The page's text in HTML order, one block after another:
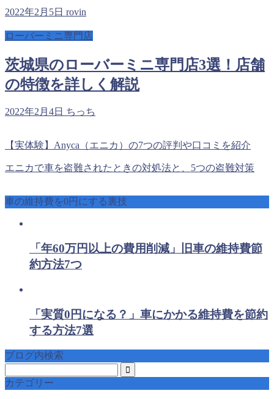
2022年2月5日 rovin
ローバーミニ専門店
茨城県のローバーミニ専門店3選！店舗
の特徴を詳しく解説
2022年2月4日 ちっち
【実体験】Anyca（エニカ）の7つの評判や口コミを紹介
エニカで車を盗難されたときの対処法と、5つの盗難対策
車の維持費を0円にする裏技
「年60万円以上の費用削減」旧車の維持費節
約方法7つ
「実質0円になる？」車にかかる維持費を節約
する方法7選
ブログ内検索
カテゴリー